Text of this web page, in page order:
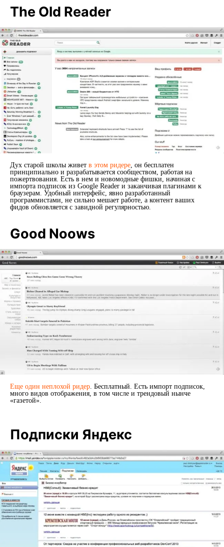
The Old Reader
Дух старой школы живет в этом ридере , он бесплатен
принципиально и разрабатывается сообществом, работая на
пожертвования. Есть в нем и новомодные фишки, начиная с
импорта подписок из Google Reader и заканчивая плагинами к
браузерам. Удобный интерфейс, явно разработанный
программистами, не сильно мешает работе, а контент ваших
фидов обновляется с завидной регулярностью.
Good Noows
Еще один неплохой ридер. Бесплатный. Есть импорт подписок,
много видов отображения, в том числе и трендовый нынче
«газетой».
Подписки Яндекс